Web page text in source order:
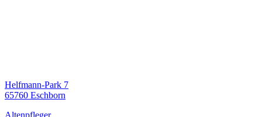
Helfmann-Park 7
65760 Eschborn